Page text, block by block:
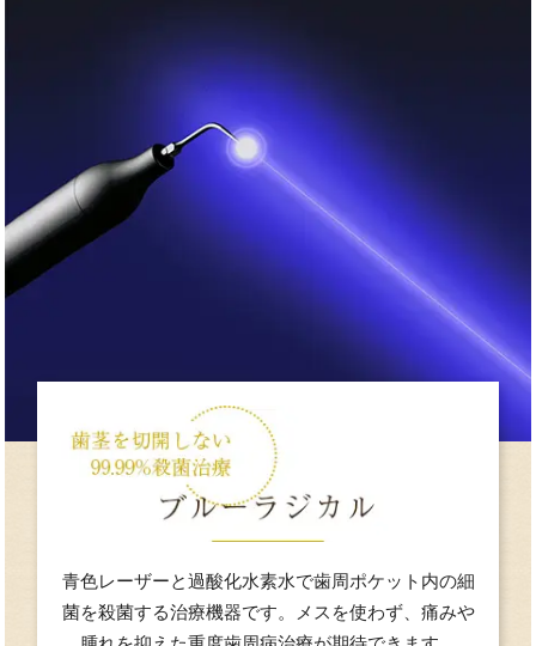
青色レーザーと過酸化水素水で歯周ポケット内の細
菌を殺菌する治療機器です。メスを使わず、痛みや